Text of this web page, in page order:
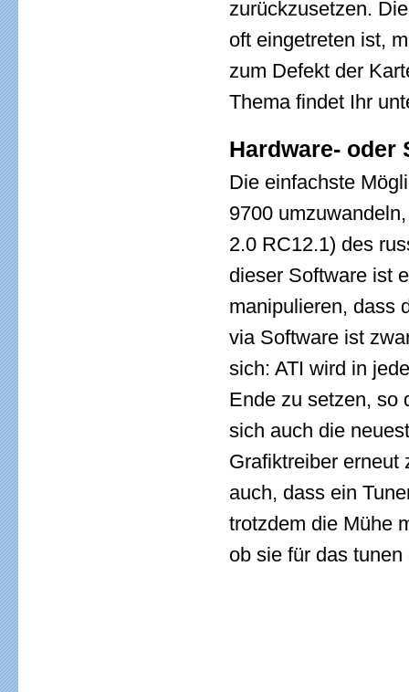
zurückzusetzen.
oft eingetreten ist,
zum Defekt der
Thema findet Ihr
Hardware- oder
Die einfachste
9700
2.0 RC12.1) des
dieser Software ist
manipulieren, dass
via Software ist
sich: ATI wird in
Ende zu setzen, so
sich auch die
Grafiktreiber erneut
auch, dass ein
trotzdem die Mühe
ob sie für das